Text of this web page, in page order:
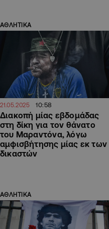
ΑΘΛΗΤΙΚΑ
21.05.2025 10:58
Διακοπή μίας εβδομάδας
στη δίκη για τον θάνατο
του Μαραντόνα, λόγω
αμφισβήτησης μίας εκ των
δικαστών
ΑΘΛΗΤΙΚΑ